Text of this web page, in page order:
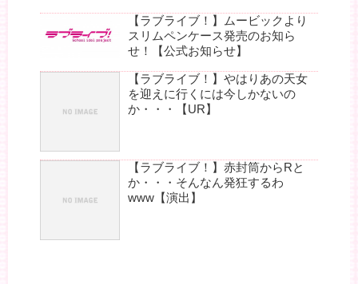
【ラブライブ！】ムービックより
スリムペンケース発売のお知ら
せ！【公式お知らせ】
【ラブライブ！】やはりあの天女
を迎えに行くには今しかないの
か・・・【UR】
【ラブライブ！】赤封筒からRと
か・・・そんなん発狂するわ
www【演出】